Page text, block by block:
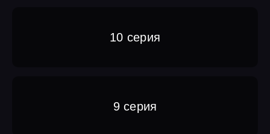
10 серия
9 серия